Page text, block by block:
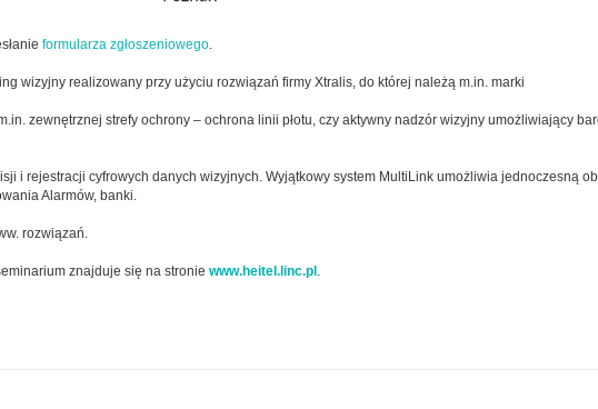
formularza zgłoszeniowego.
wizyjny realizowany przy użyciu rozwiązań firmy Xtralis, do której należą m.in. marki
zewnętrznej strefy ochrony – ochrona linii płotu, czy aktywny nadzór wizyjny umożliwiający
i rejestracji cyfrowych danych wizyjnych. Wyjątkowy system MultiLink umożliwia jednoczesną
Alarmów, banki.
rozwiązań.
znajduje się na stronie www.heitel.linc.pl .